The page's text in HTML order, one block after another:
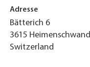
Adresse
Bätterich 6
3615 Heimenschwand
Switzerland